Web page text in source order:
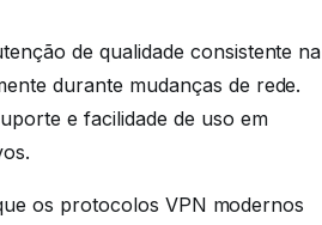
de qualidade consistente na
durante mudanças de rede.
e facilidade de uso em
os protocolos VPN modernos